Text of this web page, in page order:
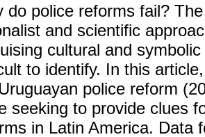
do police reforms fail?
and scientific
cultural and
to identify. In this
police reform
seeking to provide clues
in Latin America. Data